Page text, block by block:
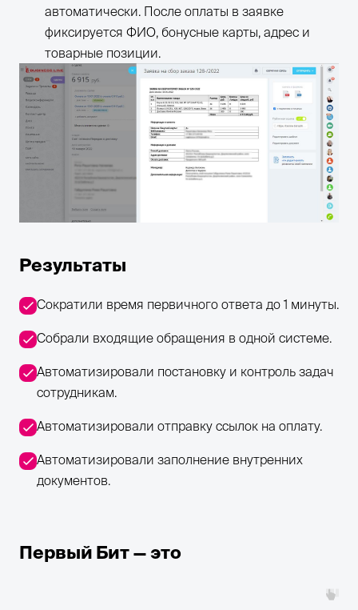
автоматически. После оплаты в заявке
фиксируется ФИО, бонусные карты, адрес и
товарные позиции.
Результаты
Сократили время первичного ответа до 1 минуты.
Собрали входящие обращения в одной системе.
Автоматизировали постановку и контроль задач
сотрудникам.
Автоматизировали отправку ссылок на оплату.
Автоматизировали заполнение внутренних
документов.
Первый Бит — это